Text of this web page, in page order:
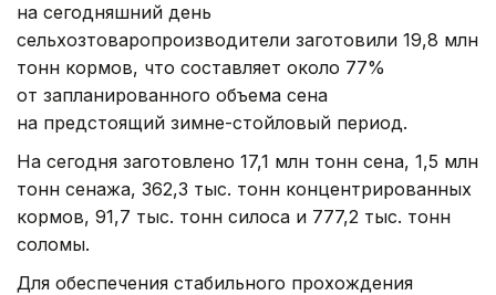
на сегодняшний день
сельхозтоваропроизводители заготовили 19,8 млн
тонн кормов, что составляет около 77%
от запланированного объема сена
на предстоящий зимне-стойловый период.
На сегодня заготовлено 17,1 млн тонн сена, 1,5 млн
тонн сенажа, 362,3 тыс. тонн концентрированных
кормов, 91,7 тыс. тонн силоса и 777,2 тыс. тонн
соломы.
Для обеспечения стабильного прохождения